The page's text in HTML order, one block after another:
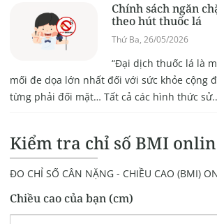
Chính sách ngăn
theo hút thuốc lá
Thứ Ba, 26/05/2026
“Đại dịch thuốc lá là
mối đe dọa lớn nhất đối với sức khỏe cộng
từng phải đối mặt… Tất cả các hình thức
Kiểm tra chỉ số BMI
ĐO CHỈ SỐ CÂN NẶNG - CHIỀU CAO (BMI)
Chiều cao của bạn (cm)